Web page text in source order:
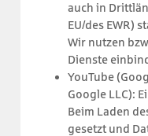
auch in
EU/des EWR)
Wir nutzen
Dienste
YouTube
Google LLC):
Beim Laden
gesetzt und